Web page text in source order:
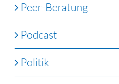
Peer-Beratung
Podcast
Politik